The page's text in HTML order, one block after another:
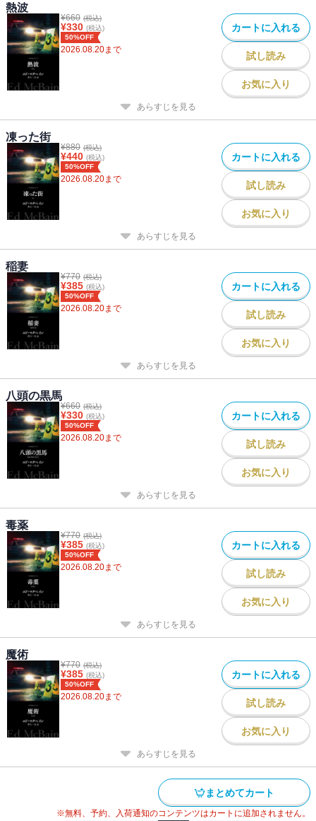
熱波
¥660 (税込)
¥330 (税込)
50%OFF
2026.08.20まで
カートに入れる
試し読み
お気に入り
あらすじを見る
凍った街
¥880 (税込)
¥440 (税込)
50%OFF
2026.08.20まで
カートに入れる
試し読み
お気に入り
あらすじを見る
稲妻
¥770 (税込)
¥385 (税込)
50%OFF
2026.08.20まで
カートに入れる
試し読み
お気に入り
あらすじを見る
八頭の黒馬
¥660 (税込)
¥330 (税込)
50%OFF
2026.08.20まで
カートに入れる
試し読み
お気に入り
あらすじを見る
毒薬
¥770 (税込)
¥385 (税込)
50%OFF
2026.08.20まで
カートに入れる
試し読み
お気に入り
あらすじを見る
魔術
¥770 (税込)
¥385 (税込)
50%OFF
2026.08.20まで
カートに入れる
試し読み
お気に入り
あらすじを見る
まとめてカート
※無料、予約、入荷通知のコンテンツはカートに追加されません。